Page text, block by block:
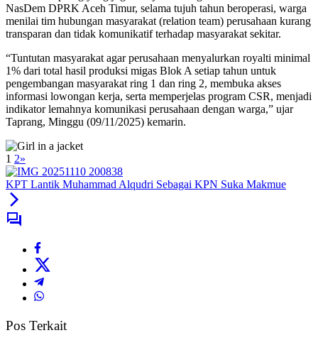
NasDem DPRK Aceh Timur, selama tujuh tahun beroperasi, warga
menilai tim hubungan masyarakat (relation team) perusahaan kurang
transparan dan tidak komunikatif terhadap masyarakat sekitar.
“Tuntutan masyarakat agar perusahaan menyalurkan royalti minimal
1% dari total hasil produksi migas Blok A setiap tahun untuk
pengembangan masyarakat ring 1 dan ring 2, membuka akses
informasi lowongan kerja, serta memperjelas program CSR, menjadi
indikator lemahnya komunikasi perusahaan dengan warga,” ujar
Taprang, Minggu (09/11/2025) kemarin.
1 2»
KPT Lantik Muhammad Alqudri Sebagai KPN Suka Makmue
Pos Terkait